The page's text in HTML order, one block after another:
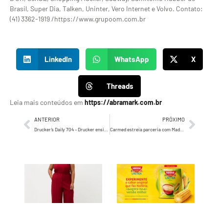
Brasil, Super Dia, Talken, Uninter, Vero Internet e Volvo. Contato:
(41) 3362-1919 /https://www.grupoom.com.br
LinkedIn WhatsApp X
Threads
Leia mais conteúdos em https://abramark.com.br
ANTERIOR
Drucker’s Daily 704 – Drucker ensina que nenhum ser humano ou profissional domina todas as técnicas
PRÓXIMO
Carmed estreia parceria com Madonna em estratégia para reconhecimento internacional e aproximação do público 40+